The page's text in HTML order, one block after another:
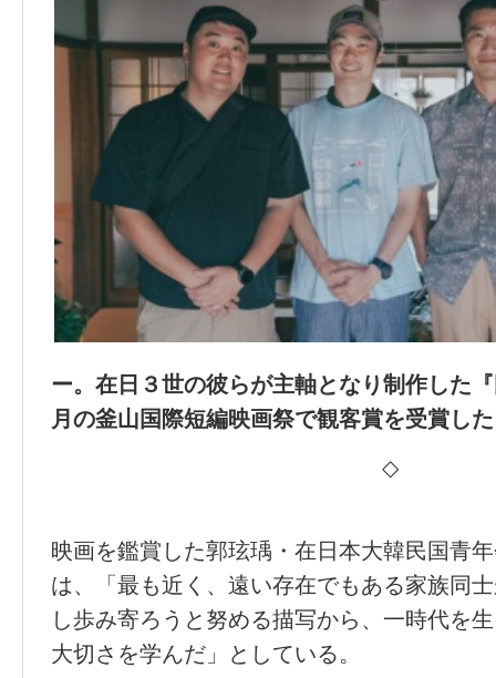
ー。在日３世の彼らが主軸となり制作した
月の釜山国際短編映画祭で観客賞を受賞した
◇
映画を鑑賞した郭玹瑀・在日本大韓民国青
は、「最も近く、遠い存在でもある家族同
し歩み寄ろうと努める描写から、一時代を
大切さを学んだ」としている。